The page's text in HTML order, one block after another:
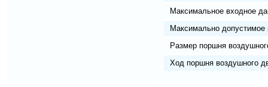
Максимальное входное
Максимально допустимое
Размер поршня
Ход поршня воздушного